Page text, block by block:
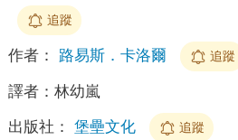
追蹤
作者： 路易斯．卡洛爾 追蹤
譯者： 林幼嵐
出版社： 堡壘文化 追蹤